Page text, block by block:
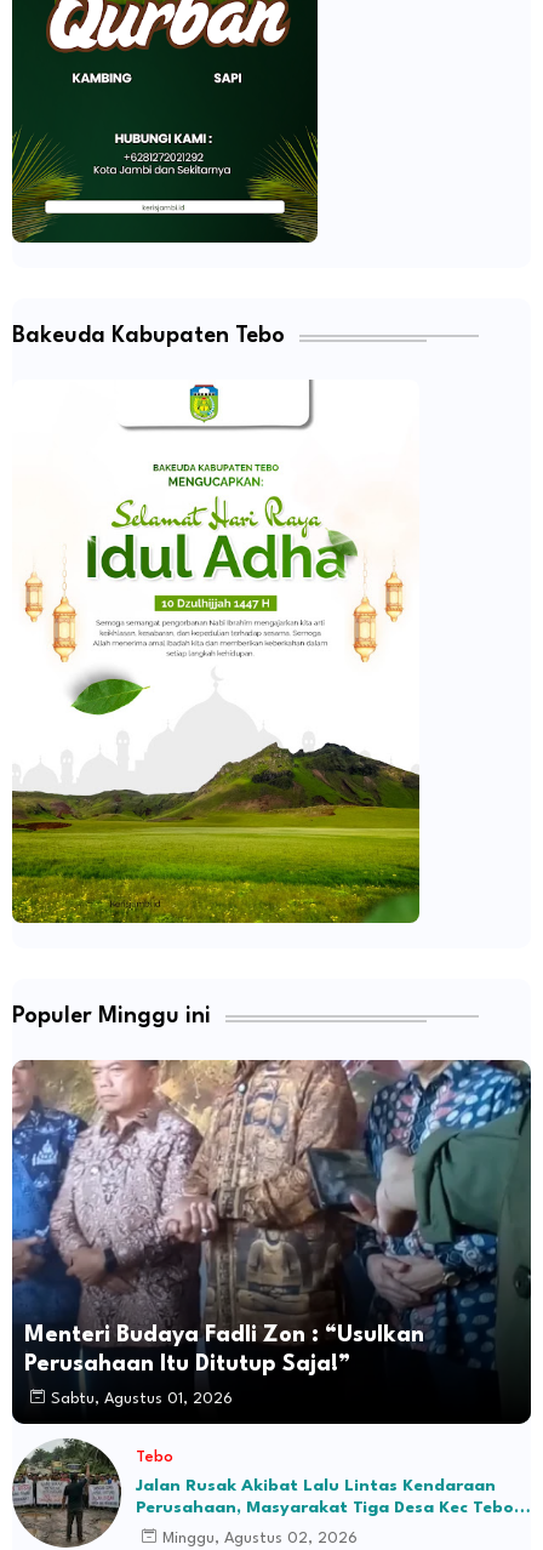
Bakeuda Kabupaten Tebo
Populer Minggu ini
Menteri Budaya Fadli Zon : “Usulkan
Perusahaan Itu Ditutup Saja!”
Sabtu, Agustus 01, 2026
Tebo
Jalan Rusak Akibat Lalu Lintas Kendaraan
Perusahaan, Masyarakat Tiga Desa Kec Tebo
Ilir Bakal Blokade Jalan
Minggu, Agustus 02, 2026